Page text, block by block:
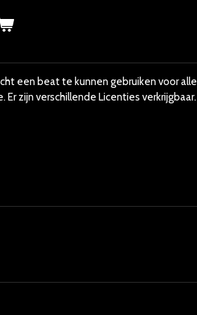
een beat te kunnen gebruiken voor alle
Er zijn verschillende Licenties verkrijgbaar.